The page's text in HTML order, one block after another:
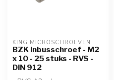
KING MICROSCHROEVEN
BZK Inbusschroef - M2
x 10 - 25 stuks - RVS -
DIN 912